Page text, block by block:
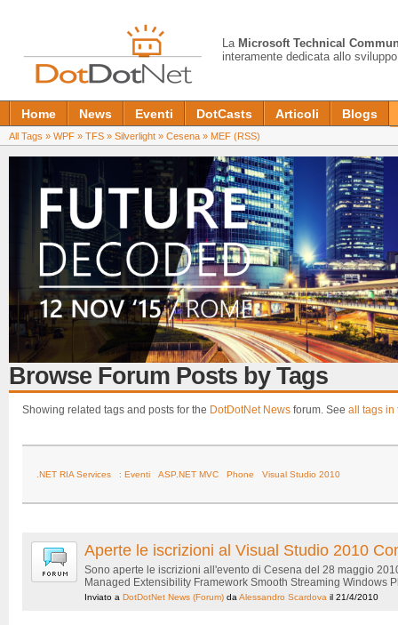
La Microsoft Technical
interamente dedicata allo
Home News Eventi DotCasts Articoli Blogs
All Tags » WPF » TFS » Silverlight » Cesena » MEF (RSS)
Browse Forum Posts by Tags
Showing related tags and posts for the DotDotNet News forum. See all tags in
.NET RIA Services : Eventi ASP.NET MVC Phone Visual Studio 2010
Aperte le iscrizioni al Visual Studio 2010
Sono aperte le iscrizioni all'evento di Cesena del 28 maggio
Managed Extensibility Framework Smooth Streaming Windows
Inviato a DotDotNet News (Forum) daAlessandro Scardova il 21/4/2010